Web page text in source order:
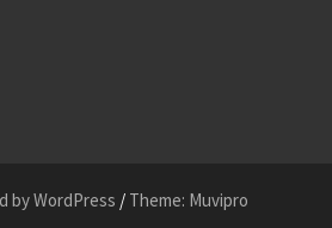
by WordPress / Theme: Muvipro